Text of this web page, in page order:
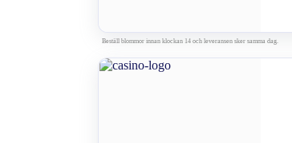
Beställ blommor innan klockan 14 och leveransen sker samma dag.